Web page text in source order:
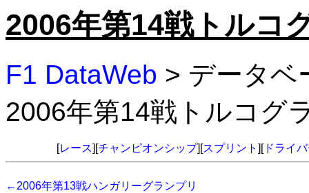
2006年第14戦トルコ
F1 DataWeb > データ
2006年第14戦トルコグ
[レース][チャンピオンシップ][スプリント ][ドライ
←2006年第13戦ハンガリーグランプリ